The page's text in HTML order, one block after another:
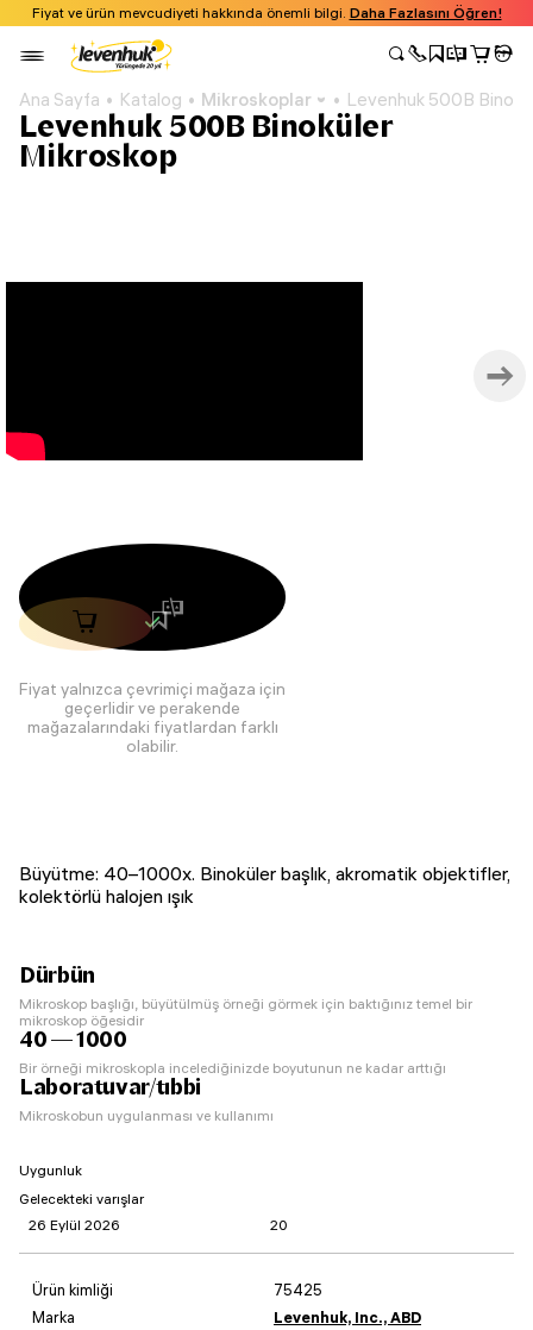
Fiyat ve ürün mevcudiyeti hakkında önemli bilgi. Daha Fazlasını Öğren!
Ana Sayfa Katalog Mikroskoplar Levenhuk 500B
Levenhuk 500B Binoküler
Mikroskop
Fiyat yalnızca çevrimiçi mağaza için
geçerlidir ve perakende
mağazalarındaki fiyatlardan farklı
olabilir.
Büyütme: 40–1000x. Binoküler başlık, akromatik objektifler,
kolektörlü halojen ışık
Dürbün
Mikroskop başlığı, büyütülmüş örneği görmek için baktığınız temel bir
mikroskop öğesidir
40 — 1000
Bir örneği mikroskopla incelediğinizde boyutunun ne kadar arttığı
Laboratuvar/tıbbi
Mikroskobun uygulanması ve kullanımı
Uygunluk
Gelecekteki varışlar
26 Eylül 2026
20
Ürün kimliği
75425
Marka
Levenhuk, Inc., ABD